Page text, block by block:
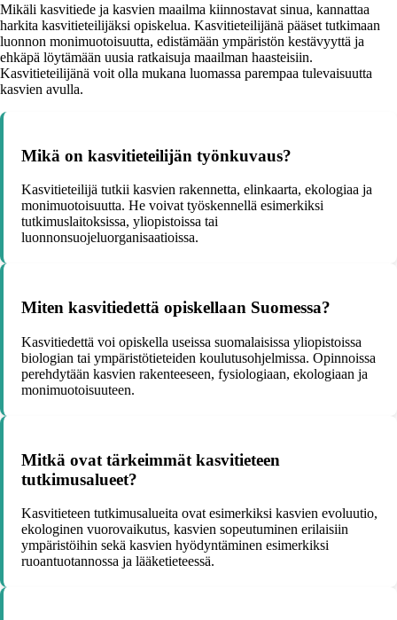
Mikäli kasvitiede ja kasvien maailma kiinnostavat sinua, kannattaa
harkita kasvitieteilijäksi opiskelua. Kasvitieteilijänä pääset tutkimaan
luonnon monimuotoisuutta, edistämään ympäristön kestävyyttä ja
ehkäpä löytämään uusia ratkaisuja maailman haasteisiin.
Kasvitieteilijänä voit olla mukana luomassa parempaa tulevaisuutta
kasvien avulla.
Mikä on kasvitieteilijän työnkuvaus?
Kasvitieteilijä tutkii kasvien rakennetta, elinkaarta, ekologiaa ja
monimuotoisuutta. He voivat työskennellä esimerkiksi
tutkimuslaitoksissa, yliopistoissa tai
luonnonsuojeluorganisaatioissa.
Miten kasvitiedettä opiskellaan Suomessa?
Kasvitiedettä voi opiskella useissa suomalaisissa yliopistoissa
biologian tai ympäristötieteiden koulutusohjelmissa. Opinnoissa
perehdytään kasvien rakenteeseen, fysiologiaan, ekologiaan ja
monimuotoisuuteen.
Mitkä ovat tärkeimmät kasvitieteen
tutkimusalueet?
Kasvitieteen tutkimusalueita ovat esimerkiksi kasvien evoluutio,
ekologinen vuorovaikutus, kasvien sopeutuminen erilaisiin
ympäristöihin sekä kasvien hyödyntäminen esimerkiksi
ruoantuotannossa ja lääketieteessä.